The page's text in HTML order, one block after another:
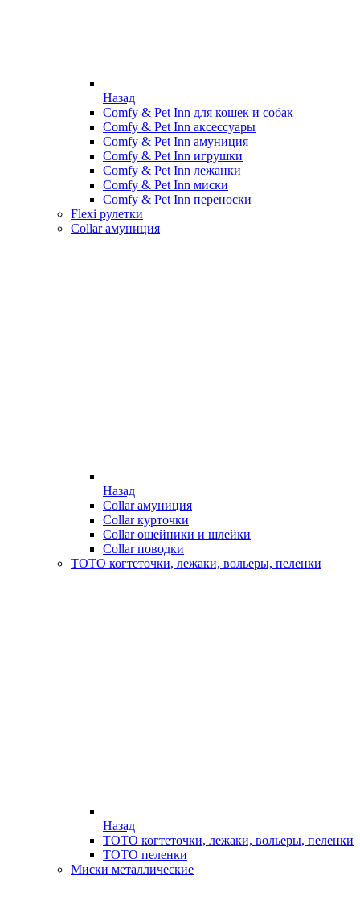
Назад
Comfy & Pet Inn для кошек и собак
Comfy & Pet Inn аксессуары
Comfy & Pet Inn амуниция
Comfy & Pet Inn игрушки
Comfy & Pet Inn лежанки
Comfy & Pet Inn миски
Comfy & Pet Inn переноски
Flexi рулетки
Collar амуниция
Назад
Collar амуниция
Collar курточки
Collar ошейники и шлейки
Collar поводки
ТОТО когтеточки, лежаки, вольеры, пеленки
Назад
ТОТО когтеточки, лежаки, вольеры, пеленки
ТОТО пеленки
Миски металлические